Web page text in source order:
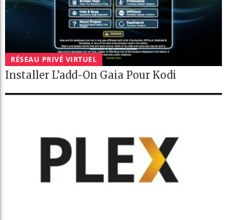
RÉSEAU PRIVÉ VIRTUEL
Installer L’add-On Gaia Pour Kodi